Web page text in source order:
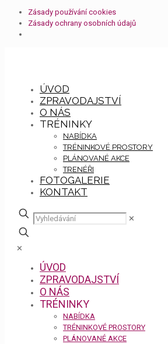
Zásady používání cookies
Zásady ochrany osobních údajů
ÚVOD
ZPRAVODAJSTVÍ
O NÁS
TRÉNINKY
NABÍDKA
TRÉNINKOVÉ PROSTORY
PLÁNOVANÉ AKCE
TRENÉŘI
FOTOGALERIE
KONTAKT
✕
✕
ÚVOD
ZPRAVODAJSTVÍ
O NÁS
TRÉNINKY
NABÍDKA
TRÉNINKOVÉ PROSTORY
PLÁNOVANÉ AKCE